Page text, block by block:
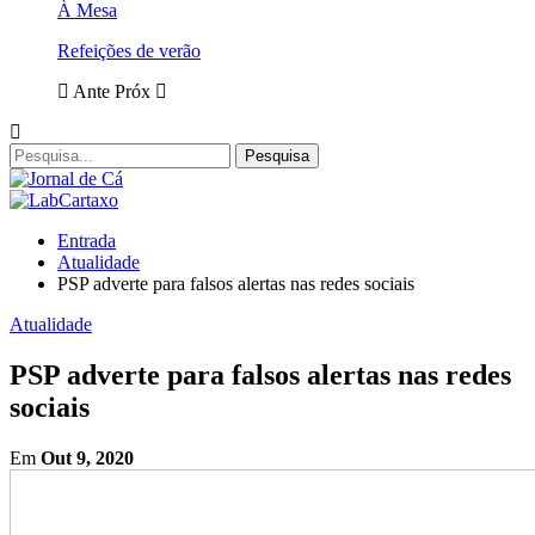
À Mesa
Refeições de verão
Ante Próx
Entrada
Atualidade
PSP adverte para falsos alertas nas redes sociais
Atualidade
PSP adverte para falsos alertas nas redes
sociais
Em Out 9, 2020